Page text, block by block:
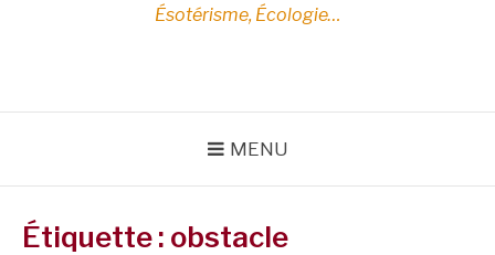
Ésotérisme, Écologie…
MENU
Étiquette : obstacle